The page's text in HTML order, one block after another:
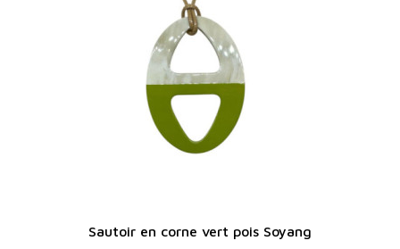
Sautoir en corne vert pois Soyang